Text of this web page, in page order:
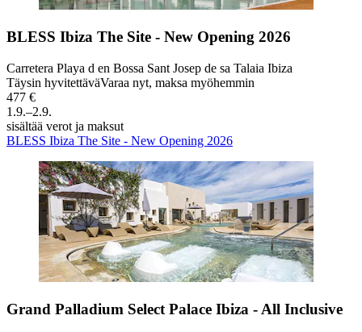
BLESS Ibiza The Site - New Opening 2026
Carretera Playa d en Bossa Sant Josep de sa Talaia Ibiza
Täysin hyvitettäväVaraa nyt, maksa myöhemmin
477 €
1.9.–2.9.
sisältää verot ja maksut
BLESS Ibiza The Site - New Opening 2026
Grand Palladium Select Palace Ibiza - All Inclusive